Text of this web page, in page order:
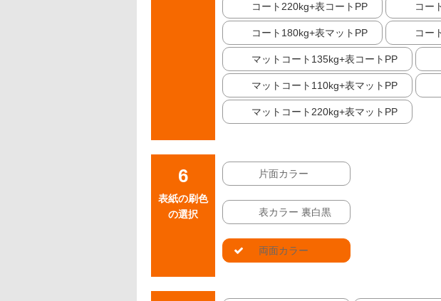
コート220kg+表コートPP コー
コート180kg+表マットPP コー
マットコート135kg+表コートPP
マットコート110kg+表マットPP
マットコート220kg+表マットPP
表紙の刷色
の選択
片面カラー
表カラー 裏白黒
両面カラー